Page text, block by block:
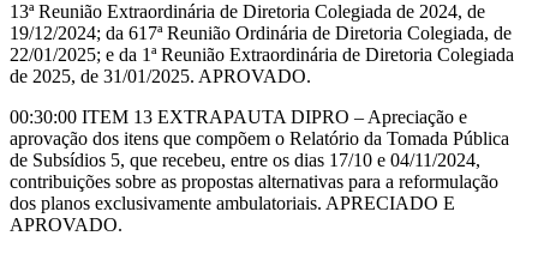
13ª Reunião Extraordinária de Diretoria Colegiada de 2024, de
19/12/2024; da 617ª Reunião Ordinária de Diretoria Colegiada, de
22/01/2025; e da 1ª Reunião Extraordinária de Diretoria Colegiada
de 2025, de 31/01/2025. APROVADO.
00:30:00 ITEM 13 EXTRAPAUTA DIPRO – Apreciação e
aprovação dos itens que compõem o Relatório da Tomada Pública
de Subsídios 5, que recebeu, entre os dias 17/10 e 04/11/2024,
contribuições sobre as propostas alternativas para a reformulação
dos planos exclusivamente ambulatoriais. APRECIADO E
APROVADO.